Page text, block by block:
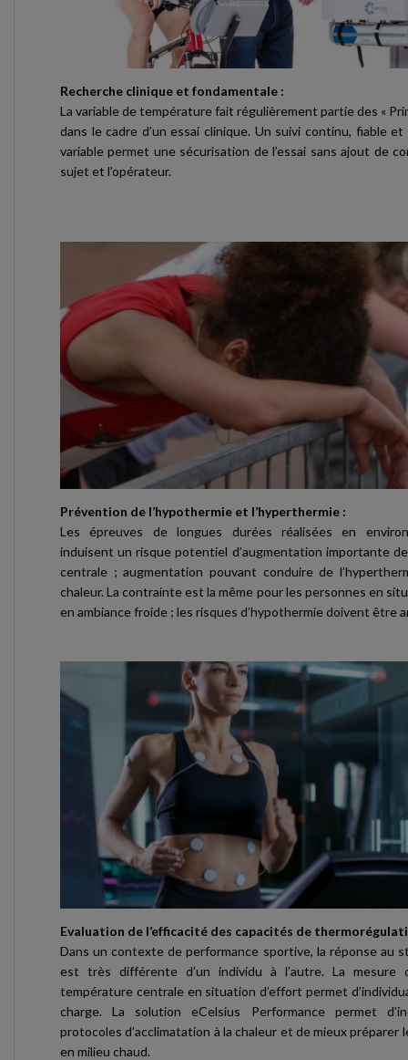
Recherche clinique et fondamentale :
La variable de température fait régulièrement partie des «
dans le cadre d’un essai clinique. Un suivi continu, fiable
variable permet une sécurisation de l’essai sans ajout de
sujet et l’opérateur.
Prévention de l’hypothermie et l’hyperthermie :
Les épreuves de longues durées réalisées en
induisent un risque potentiel d’augmentation importante
centrale ; augmentation pouvant conduire de
chaleur. La contrainte est la même pour les personnes en
en ambiance froide ; les risques d’hypothermie doivent être
Evaluation de l’efficacité des capacités de
Dans un contexte de performance sportive, la réponse au
est très différente d’un individu à l’autre. La mesure
température centrale en situation d’effort permet
charge. La solution eCelsius Performance permet
protocoles d’acclimatation à la chaleur et de mieux préparer
en milieu chaud.